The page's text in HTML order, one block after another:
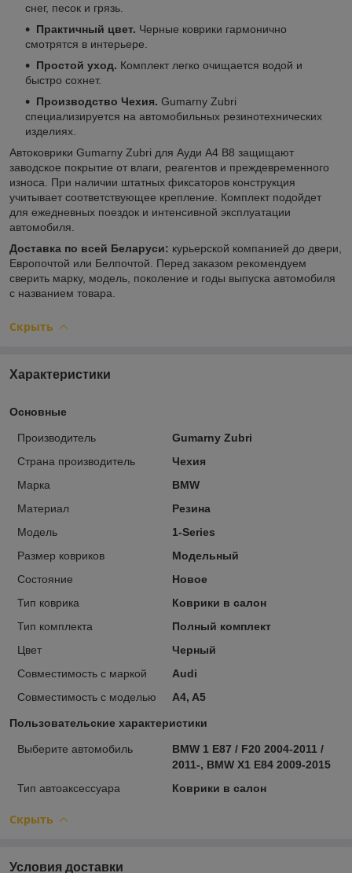
снег, песок и грязь.
Практичный цвет. Черные коврики гармонично
смотрятся в интерьере.
Простой уход. Комплект легко очищается водой и
быстро сохнет.
Производство Чехия. Gumarny Zubri
специализируется на автомобильных резинотехнических
изделиях.
Автоковрики Gumarny Zubri для Ауди A4 B8 защищают
заводское покрытие от влаги, реагентов и преждевременного
износа. При наличии штатных фиксаторов конструкция
учитывает соответствующее крепление. Комплект подойдет
для ежедневных поездок и интенсивной эксплуатации
автомобиля.
Доставка по всей Беларуси: курьерской компанией до двери,
Европочтой или Белпочтой. Перед заказом рекомендуем
сверить марку, модель, поколение и годы выпуска автомобиля
с названием товара.
Скрыть
Характеристики
Основные
Производитель
Gumarny Zubri
Страна производитель
Чехия
Марка
BMW
Материал
Резина
Модель
1-Series
Размер ковриков
Модельный
Состояние
Новое
Тип коврика
Коврики в салон
Тип комплекта
Полный комплект
Цвет
Черный
Совместимость с маркой
Audi
Совместимость с моделью
A4, A5
Пользовательские характеристики
Выберите автомобиль
BMW 1 E87 / F20 2004-2011 /
2011-, BMW X1 E84 2009-2015
Тип автоаксессуара
Коврики в салон
Скрыть
Условия доставки